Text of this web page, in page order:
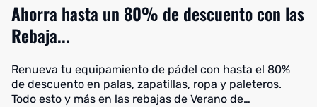
Ahorra hasta un 80% de descuento con las
Rebaja...
Renueva tu equipamiento de pádel con hasta el 80%
de descuento en palas, zapatillas, ropa y paleteros.
Todo esto y más en las rebajas de Verano de